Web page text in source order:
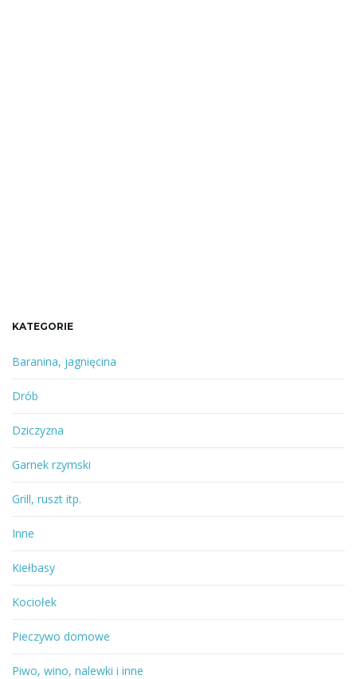
KATEGORIE
Baranina, jagnięcina
Drób
Dziczyzna
Garnek rzymski
Grill, ruszt itp.
Inne
Kiełbasy
Kociołek
Pieczywo domowe
Piwo, wino, nalewki i inne